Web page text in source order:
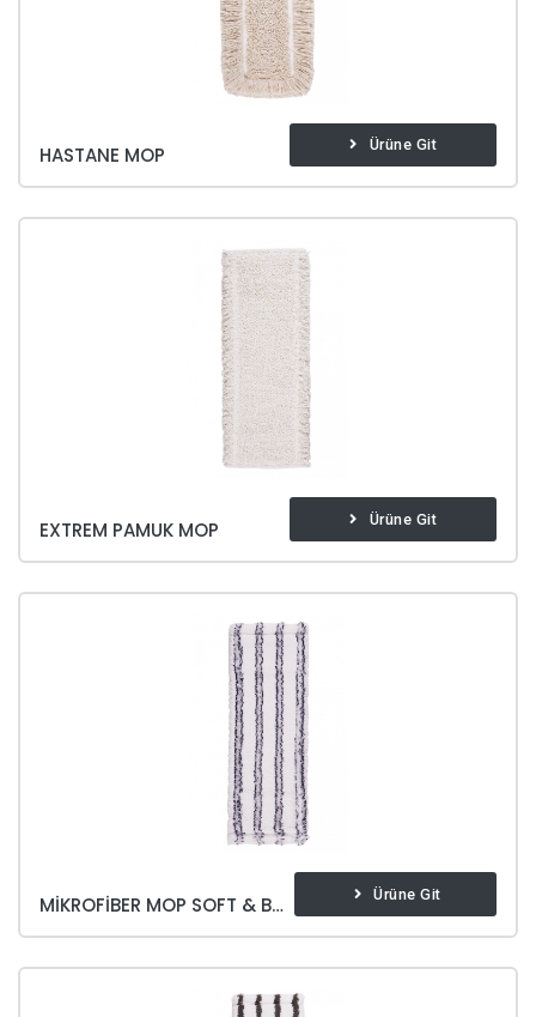
HASTANE MOP Ürüne Git
EXTREM PAMUK MOP Ürüne Git
MIKROFIBER MOP SOFT & BRITE Ürüne Git